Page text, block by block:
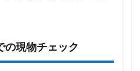
の現物チェック